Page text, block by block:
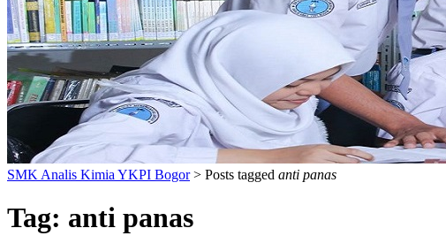
SMK Analis Kimia YKPI Bogor> Posts tagged anti panas
Tag: anti panas